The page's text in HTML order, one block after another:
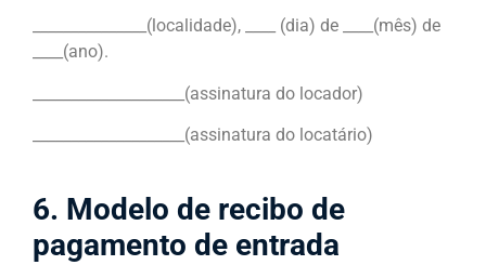
_______________(localidade), ____ (dia) de ____(mês) de
____(ano).
____________________(assinatura do locador)
____________________(assinatura do locatário)
6. Modelo de recibo de
pagamento de entrada